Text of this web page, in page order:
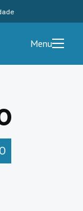
Menu